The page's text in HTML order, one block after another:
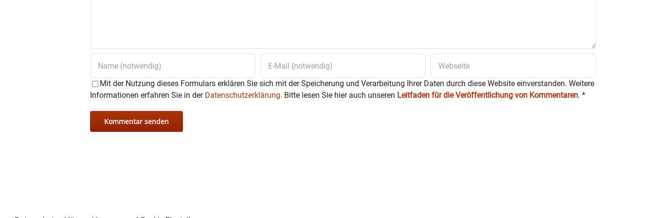
Mit der Nutzung dieses Formulars erklären Sie sich mit der Speicherung und Verarbeitung Ihrer Daten durch diese Website einverstanden. Weitere
Informationen erfahren Sie in der Datenschutzerklärung. Bitte lesen Sie hier auch unseren Leitfaden für die Veröffentlichung von Kommentaren. *